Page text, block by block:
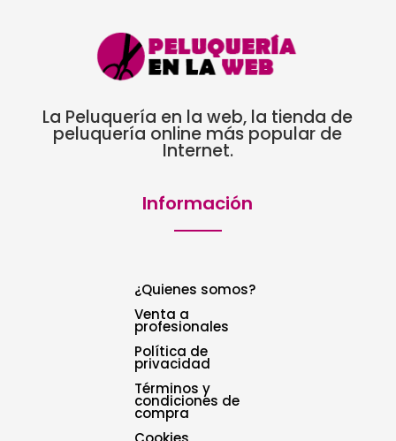
La Peluquería en la web, la tienda de
peluquería online más popular de
Internet.
Información
¿Quienes somos?
Venta a
profesionales
Política de
privacidad
Términos y
condiciones de
compra